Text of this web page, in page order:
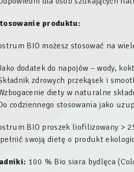
produktu:
BIO możesz stosować na
dodatek do napojów – wody,
zdrowych przekąsek i
diety w naturalne
codziennego stosowania jako
BIO proszek liofilizowany >
swoją dietę o produkt
100 % Bio siara bydlęca (